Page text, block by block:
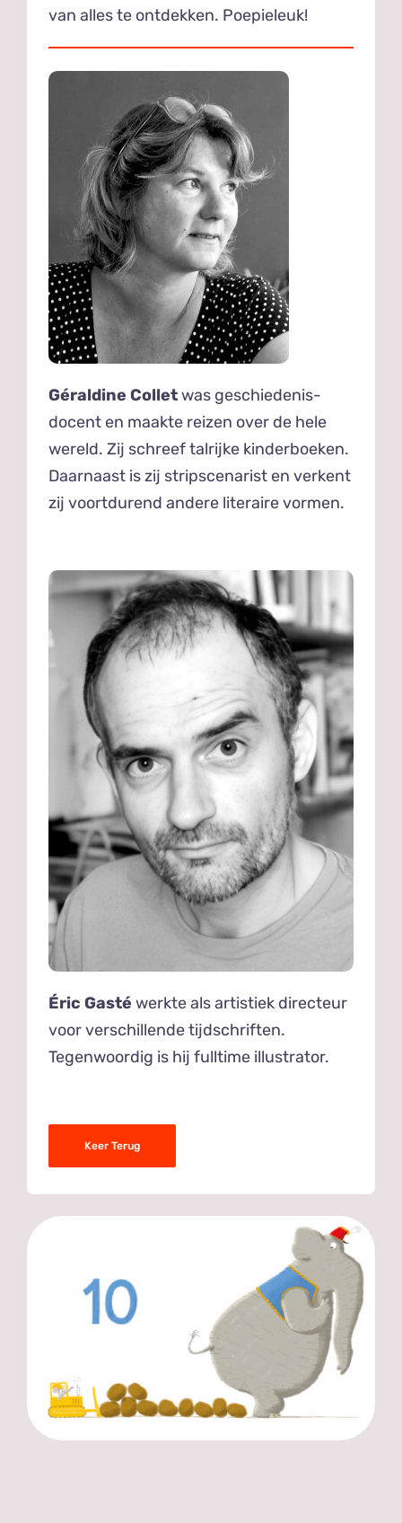
van alles te ontdekken. Poepieleuk!
Géraldine Colletwas geschiedenis­
docent en maakte reizen over de hele
wereld. Zij schreef talrijke kinderboeken.
Daarnaast is zij stripscenarist en verkent
zij voortdurend andere literaire vormen.
Éric Gastéwerkte als artistiek directeur
voor verschillende tijdschriften.
Tegenwoordig is hij fulltime illustrator.
Keer Terug